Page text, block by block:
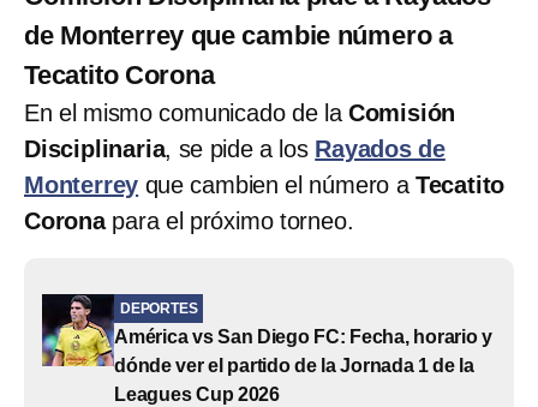
de Monterrey que cambie número a
Tecatito Corona
En el mismo comunicado de laComisión
Disciplinaria, se pide a los Rayados de
Monterrey que cambien el número a Tecatito
Coronapara el próximo torneo.
DEPORTES
América vs San Diego FC: Fecha, horario y
dónde ver el partido de la Jornada 1 de la
Leagues Cup 2026